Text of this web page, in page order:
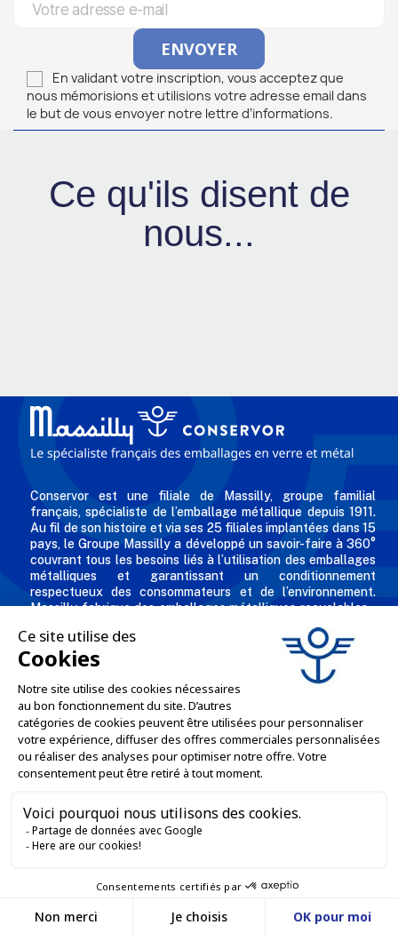
En validant votre inscription, vous acceptez que
nous mémorisions et utilisions votre adresse email dans
le but de vous envoyer notre lettre d’informations.
Ce qu'ils disent de
nous...
Conservor est une filiale de Massilly, groupe familial
français, spécialiste de l’emballage métallique depuis 1911.
Au fil de son histoire et via ses 25 filiales implantées dans 15
pays, le Groupe Massilly a développé un savoir-faire à 360°
couvrant tous les besoins liés à l’utilisation des emballages
métalliques et garantissant un conditionnement
respectueux des consommateurs et de l’environnement.
Massilly fabrique des emballages métalliques recyclables -
comme les capsules twist, conserves, aérosols, emballages
industriels, boîtes décorées et personnalisées pour les
professionnels de l'agro alimentaire et des industries
L'ENTREPRISE
NOS OFFRES
SERVICES VENTE EN LIGNE
GARDONS LE CONTACT